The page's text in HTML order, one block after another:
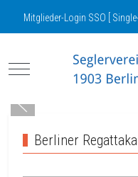
Mitglieder-Login SSO [
Mobile Menu Toggle
Berliner